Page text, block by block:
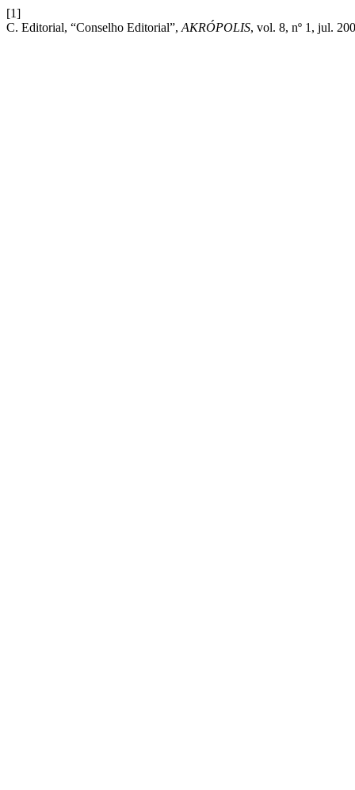
[1]
C. Editorial, “Conselho Editorial”, AKRÓPOLIS, vol. 8, nº 1, jul.